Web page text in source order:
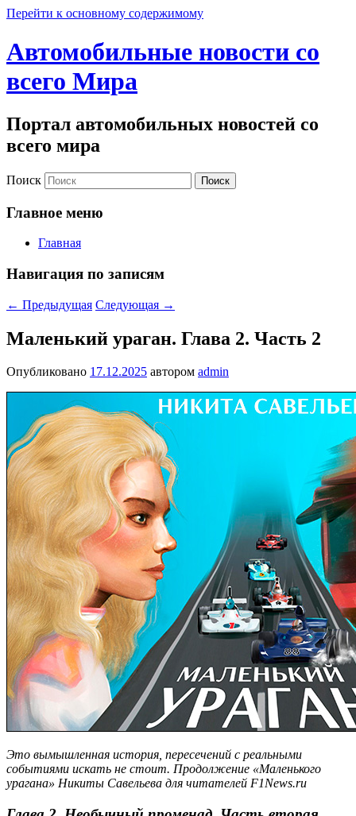
Перейти к основному содержимому
Автомобильные новости со
всего Мира
Портал автомобильных новостей со
всего мира
Поиск
Главное меню
Главная
Навигация по записям
← Предыдущая Следующая →
Маленький ураган. Глава 2. Часть 2
Опубликовано 17.12.2025 автором admin
Это вымышленная история, пересечений с реальными
событиями искать не стоит. Продолжение «Маленького
урагана» Никиты Савельева для читателей F1News.ru